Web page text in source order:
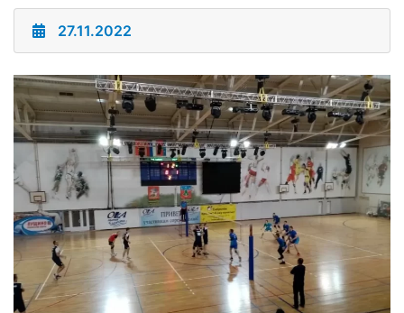
27.11.2022